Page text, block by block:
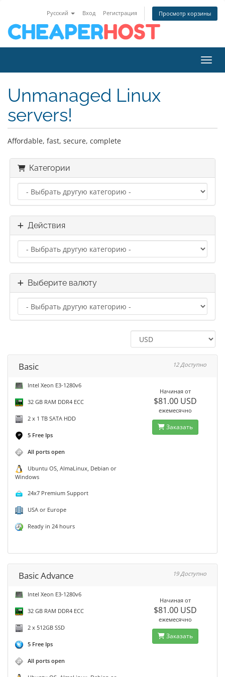
Русский Вход Регистрация Просмотр корзины
Unmanaged Linux
servers!
Affordable, fast, secure, complete
Категории
Действия
Выберите валюту
Basic 12 Доступно
Intel Xeon E3-1280v6
32 GB RAM DDR4 ECC
2 x 1 TB SATA HDD
5 Free Ips
All ports open
Ubuntu OS, AlmaLinux, Debian or
Windows
24x7 Premium Support
USA or Europe
Ready in 24 hours
Начиная от
$81.00 USD
ежемесячно
Заказать
Basic Advance 19 Доступно
Intel Xeon E3-1280v6
32 GB RAM DDR4 ECC
2 x 512GB SSD
5 Free Ips
All ports open
Начиная от
$81.00 USD
ежемесячно
Заказать